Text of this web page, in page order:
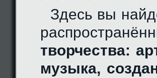
Здесь вы
творчества:
музыка,